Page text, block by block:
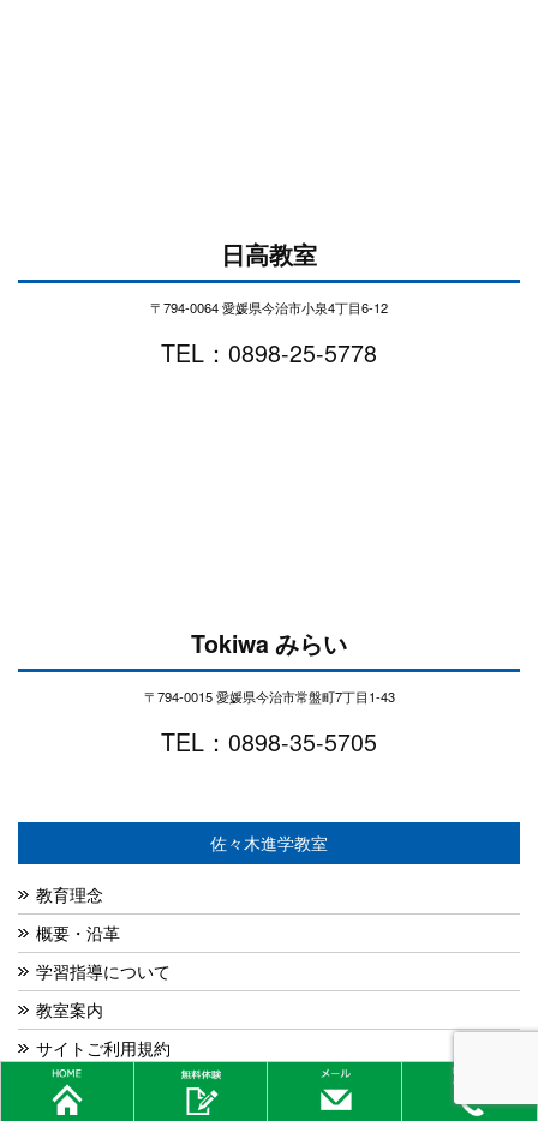
日高教室
〒794-0064 愛媛県今治市小泉4丁目6-12
TEL：0898-25-5778
Tokiwa みらい
〒794-0015 愛媛県今治市常盤町7丁目1-43
TEL：0898-35-5705
佐々木進学教室
教育理念
概要・沿革
学習指導について
教室案内
サイトご利用規約
プライバシーポリシー